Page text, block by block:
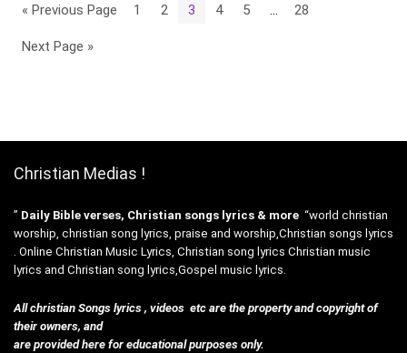
« Previous Page 1 2 3 4 5 28
Next Page »
Christian Medias !
” Daily Bible verses, Christian songs lyrics & more “world christian
worship, christian song lyrics, praise and worship,Christian songs lyrics
. Online Christian Music Lyrics, Christian song lyrics Christian music
lyrics and Christian song lyrics,Gospel music lyrics.
All christian Songs lyrics , videos etc are the property and copyright of
their owners, and
are provided here for educational purposes only.